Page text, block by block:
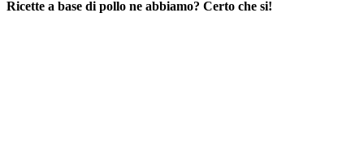
Ricette a base di pollo ne abbiamo? Certo che si!